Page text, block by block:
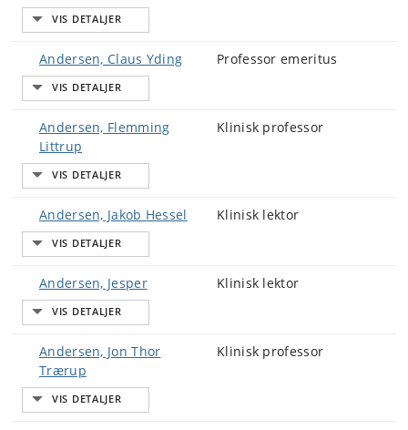
Andersen, Claus Yding Professor emeritus
Andersen, Flemming
Littrup
Klinisk professor
Andersen, Jakob Hessel Klinisk lektor
Andersen, Jesper Klinisk lektor
Andersen, Jon Thor
Trærup
Klinisk professor